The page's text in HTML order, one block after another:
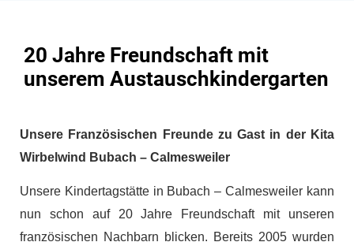
20 Jahre Freundschaft mit
unserem Austauschkindergarten
Unsere Französischen Freunde zu Gast in der Kita
Wirbelwind Bubach – Calmesweiler
Unsere Kindertagstätte in Bubach – Calmesweiler kann
nun schon auf 20 Jahre Freundschaft mit unseren
französischen Nachbarn blicken. Bereits 2005 wurden